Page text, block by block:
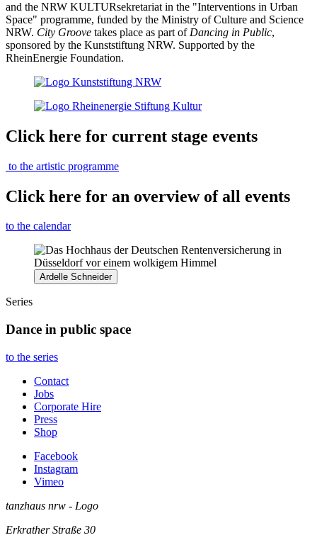
and the NRW KULTURsekretariat in the "Interventions in Urban
Space" programme, funded by the Ministry of Culture and Science
NRW. City Groove takes place as part of Dancing in Public,
sponsored by the Kunststiftung NRW. Supported by the
RheinEnergie Foundation.
Click here for current stage events
to the artistic programme
Click here for an overview of all events
to the calendar
Ardelle Schneider
Series
Dance in public space
to the series
Contact
Jobs
Corporate Hire
Press
Shop
Facebook
Instagram
Vimeo
tanzhaus nrw - Logo
Erkrather Straße 30